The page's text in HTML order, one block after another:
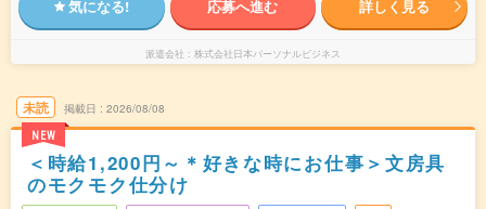
気になる! 応募へ進む 詳しく見る
派遣会社 株式会社日本パーソナルビジネス
未読
NEW
掲載日 2026/08/08
＜時給1,200円～＊好きな時にお仕事＞文房具
のモクモク仕分け